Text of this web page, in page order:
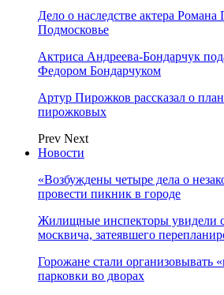
Дело о наследстве актера
Подмосковье
Актриса Андреева-Бондарчук
Федором Бондарчуком
Артур Пирожков рассказал о
пирожковых
Prev Next
Новости
«Возбуждены четыре дела о
провести пикник в городе
Жилищные инспекторы увидели
москвича, затеявшего
Горожане стали организовывать
парковки во дворах